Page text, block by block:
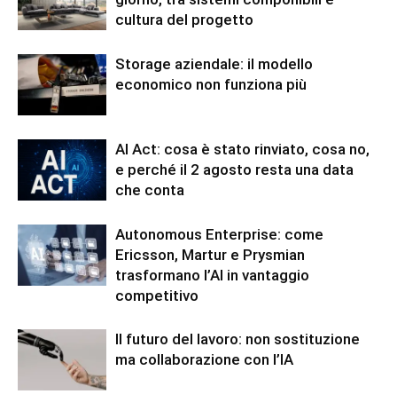
cultura del progetto
Storage aziendale: il modello
economico non funziona più
AI Act: cosa è stato rinviato, cosa no,
e perché il 2 agosto resta una data
che conta
Autonomous Enterprise: come
Ericsson, Martur e Prysmian
trasformano l’AI in vantaggio
competitivo
Il futuro del lavoro: non sostituzione
ma collaborazione con l’IA